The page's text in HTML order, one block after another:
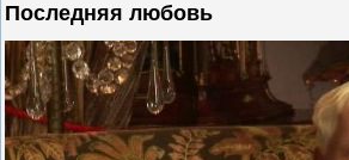
Последняя любовь